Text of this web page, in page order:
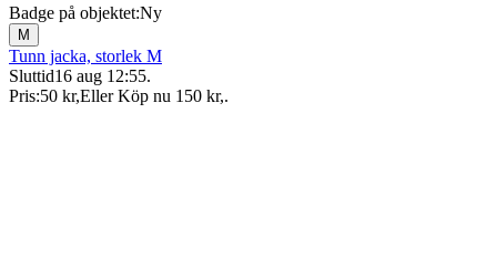
Badge på objektet:Ny
M
Tunn jacka, storlek M
Sluttid16 aug 12:55.
Pris:50 kr,Eller Köp nu 150 kr,.